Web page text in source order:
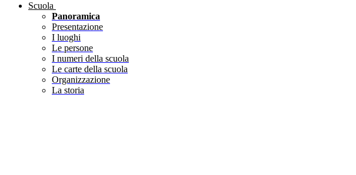
Scuola
Panoramica
Presentazione
I luoghi
Le persone
I numeri della scuola
Le carte della scuola
Organizzazione
La storia